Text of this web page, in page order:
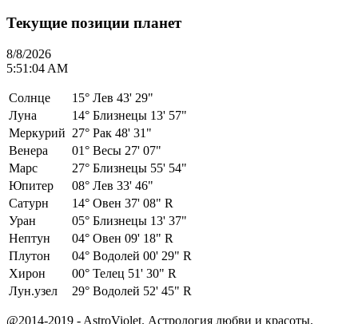
Текущие позиции планет
8/8/2026
5:51:04 AM
Солнце 15° Лев 43' 29"
Луна
14° Близнецы 13' 57"
Меркурий 27° Рак 48' 31"
Венера
01° Весы 27' 07"
Марс
27° Близнецы 55' 54"
Юпитер
08° Лев 33' 46"
Сатурн
14° Овен 37' 08" R
Уран
05° Близнецы 13' 37"
Нептун
04° Овен 09' 18" R
Плутон
04° Водолей 00' 29" R
Хирон
00° Телец 51' 30" R
Лун.узел
29° Водолей 52' 45" R
@2014-2019 - AstroViolet. Астрология любви и красоты.